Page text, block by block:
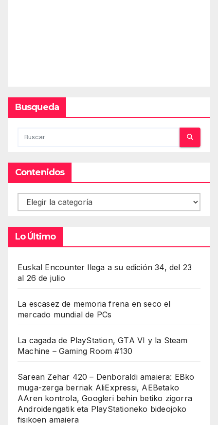
Busqueda
Contenidos
Contenidos
Lo Último
Euskal Encounter llega a su edición 34, del 23
al 26 de julio
La escasez de memoria frena en seco el
mercado mundial de PCs
La cagada de PlayStation, GTA VI y la Steam
Machine – Gaming Room #130
Sarean Zehar 420 – Denboraldi amaiera: EBko
muga-zerga berriak AliExpressi, AEBetako
AAren kontrola, Googleri behin betiko zigorra
Androidengatik eta PlayStationeko bideojoko
fisikoen amaiera